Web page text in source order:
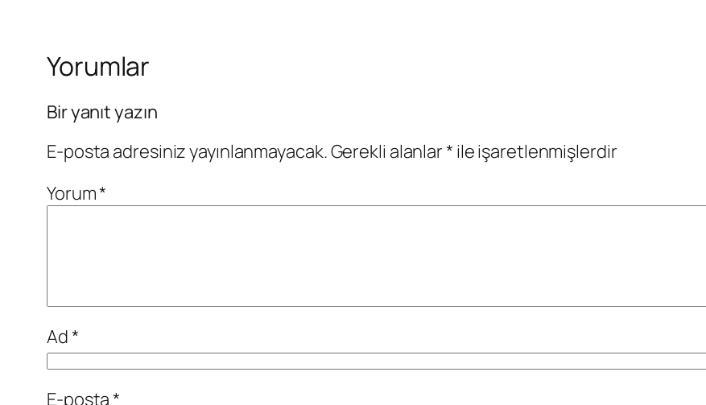
Yorumlar
Bir yanıt yazın
E-posta adresiniz yayınlanmayacak.Gerekli alanlar* ile işaretlenmişlerdir
Yorum*
Ad*
E-posta*